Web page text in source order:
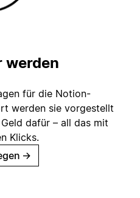
werden
für die Notion-
werden sie vorgestellt
dafür – all das mit
Klicks.
→